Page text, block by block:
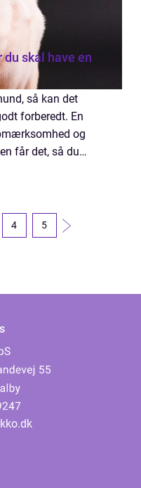
du skal have en
så kan det
forberedt. En
og
får det, så du
4 5